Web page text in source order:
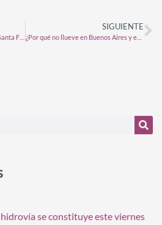
SIGUIENTE
¿Por qué no llueve en Buenos Aires y en el resto de la región pampeana?
se constituye este viernes